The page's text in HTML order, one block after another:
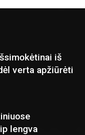
iš
verta apžiūrėti
lengva